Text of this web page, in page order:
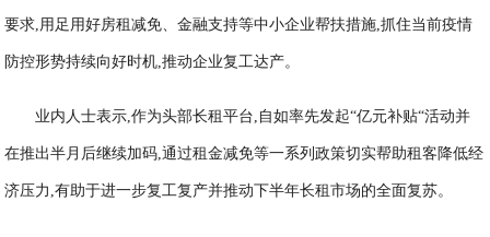
要求,用足用好房租减免、金融支持等中小企业帮扶措施,抓住当前疫情
防控形势持续向好时机,推动企业复工达产。
业内人士表示,作为头部长租平台,自如率先发起“亿元补贴“活动并
在推出半月后继续加码,通过租金减免等一系列政策切实帮助租客降低经
济压力,有助于进一步复工复产并推动下半年长租市场的全面复苏。